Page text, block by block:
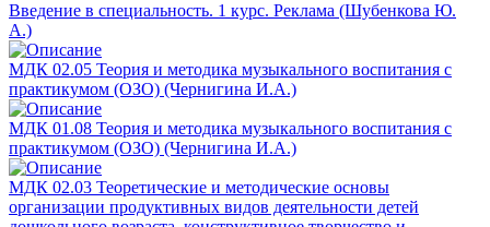
Введение в специальность. 1 курс. Реклама (Шубенкова Ю.
А.)
МДК 02.05 Теория и методика музыкального воспитания с
практикумом (ОЗО) (Чернигина И.А.)
МДК 01.08 Теория и методика музыкального воспитания с
практикумом (ОЗО) (Чернигина И.А.)
МДК 02.03 Теоретические и методические основы
организации продуктивных видов деятельности детей